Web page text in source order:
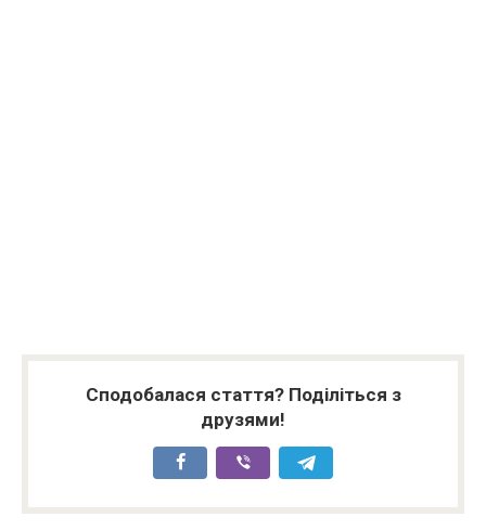
Сподобалася стаття? Поділіться з
друзями!